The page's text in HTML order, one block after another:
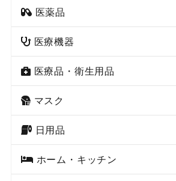
医薬品
医療機器
医療品・衛生用品
マスク
日用品
ホーム・キッチン